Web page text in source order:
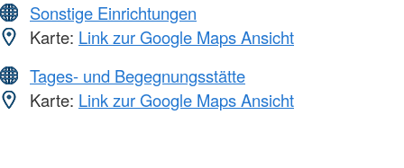
Sonstige Einrichtungen
Karte: Link zur Google Maps Ansicht
Tages- und Begegnungsstätte
Karte: Link zur Google Maps Ansicht